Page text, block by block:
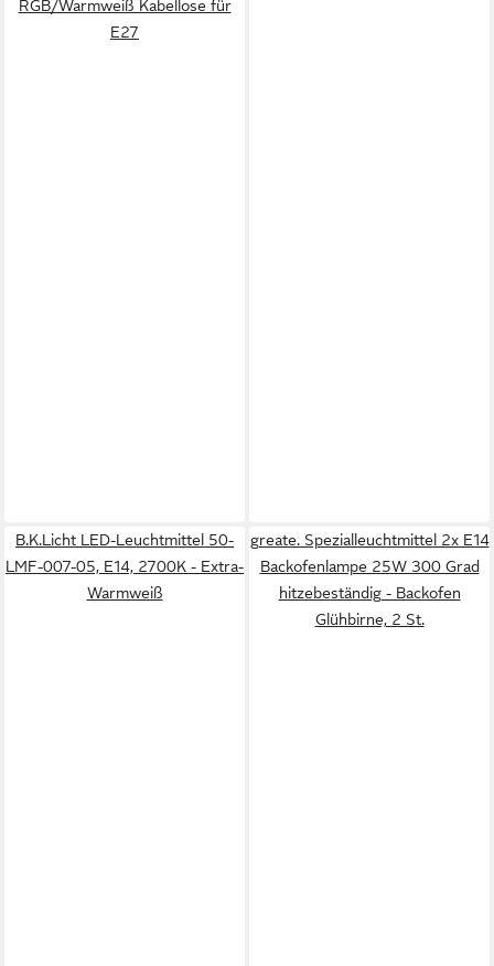
RGB/Warmweiß Kabellose für
E27
B.K.Licht LED-Leuchtmittel 50-
LMF-007-05, E14, 2700K - Extra-
Warmweiß
greate. Spezialleuchtmittel 2x E14
Backofenlampe 25W 300 Grad
hitzebeständig - Backofen
Glühbirne, 2 St.